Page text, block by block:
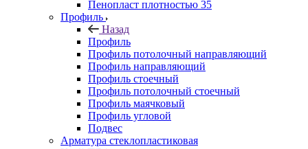
Пенопласт плотностью 35
Профиль
Назад
Профиль
Профиль потолочный направляющий
Профиль направляющий
Профиль стоечный
Профиль потолочный стоечный
Профиль маячковый
Профиль угловой
Подвес
Арматура стеклопластиковая